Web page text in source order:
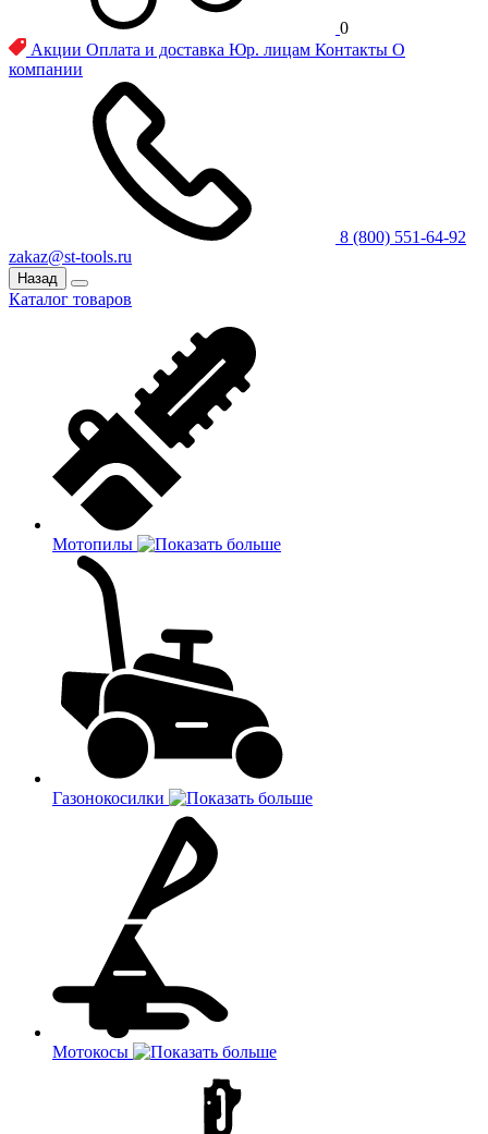
0
Акции Оплата и доставка Юр. лицам Контакты О
компании
8 (800) 551-64-92
zakaz@st-tools.ru
Назад
Каталог товаров
Мотопилы
Газонокосилки
Мотокосы